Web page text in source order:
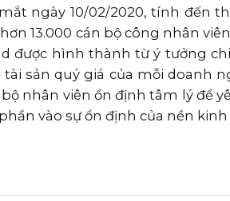
ngày 10/02/2020, tính đến
13.000 cán bộ công nhân
được hình thành từ ý tưởng
sản quý giá của mỗi doanh
nhân viên ổn định tâm lý để
vào sự ổn định của nền